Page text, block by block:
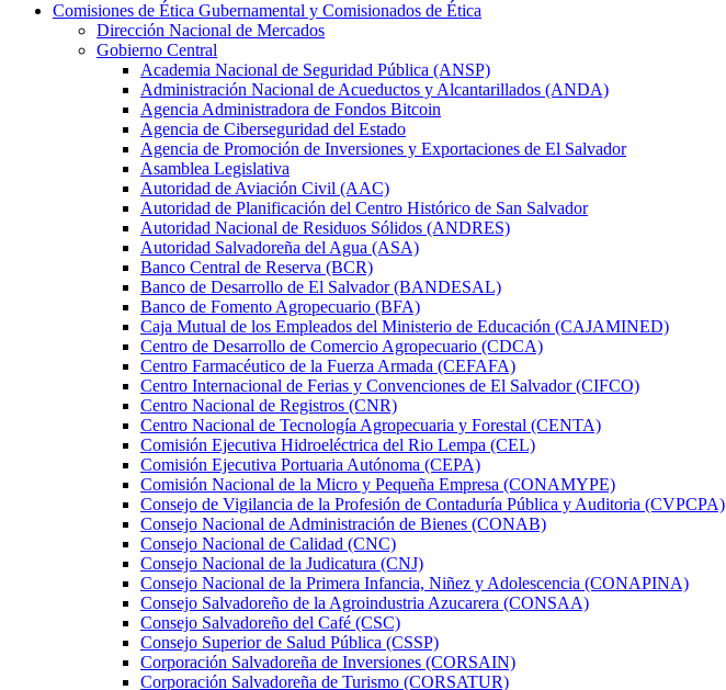
Comisiones de Ética Gubernamental y Comisionados de Ética
Dirección Nacional de Mercados
Gobierno Central
Academia Nacional de Seguridad Pública (ANSP)
Administración Nacional de Acueductos y Alcantarillados (ANDA)
Agencia Administradora de Fondos Bitcoin
Agencia de Ciberseguridad del Estado
Agencia de Promoción de Inversiones y Exportaciones de El Salvador
Asamblea Legislativa
Autoridad de Aviación Civil (AAC)
Autoridad de Planificación del Centro Histórico de San Salvador
Autoridad Nacional de Residuos Sólidos (ANDRES)
Autoridad Salvadoreña del Agua (ASA)
Banco Central de Reserva (BCR)
Banco de Desarrollo de El Salvador (BANDESAL)
Banco de Fomento Agropecuario (BFA)
Caja Mutual de los Empleados del Ministerio de Educación (CAJAMINED)
Centro de Desarrollo de Comercio Agropecuario (CDCA)
Centro Farmacéutico de la Fuerza Armada (CEFAFA)
Centro Internacional de Ferias y Convenciones de El Salvador (CIFCO)
Centro Nacional de Registros (CNR)
Centro Nacional de Tecnología Agropecuaria y Forestal (CENTA)
Comisión Ejecutiva Hidroeléctrica del Rio Lempa (CEL)
Comisión Ejecutiva Portuaria Autónoma (CEPA)
Comisión Nacional de la Micro y Pequeña Empresa (CONAMYPE)
Consejo de Vigilancia de la Profesión de Contaduría Pública y Auditoria (CVPCPA)
Consejo Nacional de Administración de Bienes (CONAB)
Consejo Nacional de Calidad (CNC)
Consejo Nacional de la Judicatura (CNJ)
Consejo Nacional de la Primera Infancia, Niñez y Adolescencia (CONAPINA)
Consejo Salvadoreño de la Agroindustria Azucarera (CONSAA)
Consejo Salvadoreño del Café (CSC)
Consejo Superior de Salud Pública (CSSP)
Corporación Salvadoreña de Inversiones (CORSAIN)
Corporación Salvadoreña de Turismo (CORSATUR)